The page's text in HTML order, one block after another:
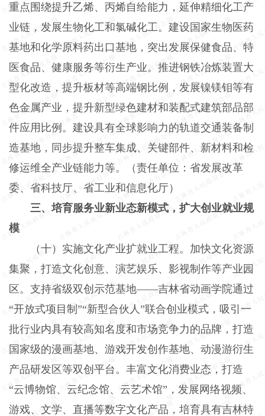
重点围绕提升乙烯、丙烯自给能力，延伸精细化工产
业链，发展生物化工和氯碱化工。建设国家生物医药
基地和化学原料药出口基地，突出发展保健食品、特
医食品、健康服务等衍生产业。推进钢铁冶炼装置大
型化改造，提升板材等高端钢比例，发展镍镁钼等有
色金属产业，提升新型绿色建材和装配式建筑部品部
件应用比例。建设具有全球影响力的轨道交通装备制
造基地，同步提升整车集成、关键部件、新材料和检
修运维全产业链能力等。（责任单位：省发展改革
委、省科技厅、省工业和信息化厅）
三、培育服务业新业态新模式，扩大创业就业规
模
（十）实施文化产业扩就业工程。加快文化资源
集聚，打造文化创意、演艺娱乐、影视制作等产业园
区。支持省级双创示范基地——吉林省动画学院通过
“开放式项目制”“新型合伙人”联合创业模式，吸引一
批行业内具有较高知名度和市场竞争力的品牌，打造
国家级的漫画基地、游戏开发创作基地、动漫游衍生
产品研发区等双创平台。丰富文化消费业态，打造
“云博物馆、云纪念馆、云艺术馆”，发展网络视频、
游戏、文学、直播等数字文化产品，培育具有吉林特